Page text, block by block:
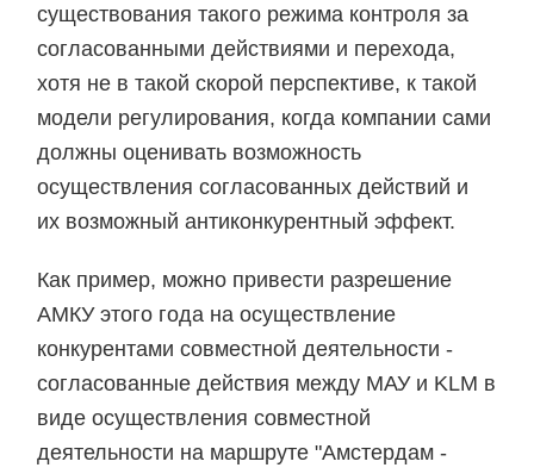
существования такого режима контроля за
согласованными действиями и перехода,
хотя не в такой скорой перспективе, к такой
модели регулирования, когда компании сами
должны оценивать возможность
осуществления согласованных действий и
их возможный антиконкурентный эффект.
Как пример, можно привести разрешение
АМКУ этого года на осуществление
конкурентами совместной деятельности -
согласованные действия между МАУ и KLM в
виде осуществления совместной
деятельности на маршруте "Амстердам -